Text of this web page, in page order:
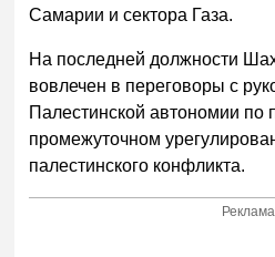
Самарии и сектора Газа.
На последней должности
вовлечен в переговоры с
Палестинской автономии по
промежуточном
палестинского конфликта.
Реклама